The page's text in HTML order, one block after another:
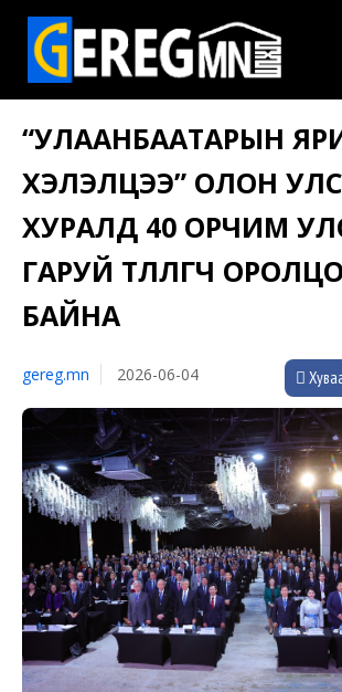
“УЛААНБААТАРЫН
ХЭЛЭЛЦЭЭ” ОЛОН
ХУРАЛД 40 ОРЧИМ
ГАРУЙ ТӨЛӨӨЛӨГЧ
БАЙНА
gereg.mn 2026-06-04